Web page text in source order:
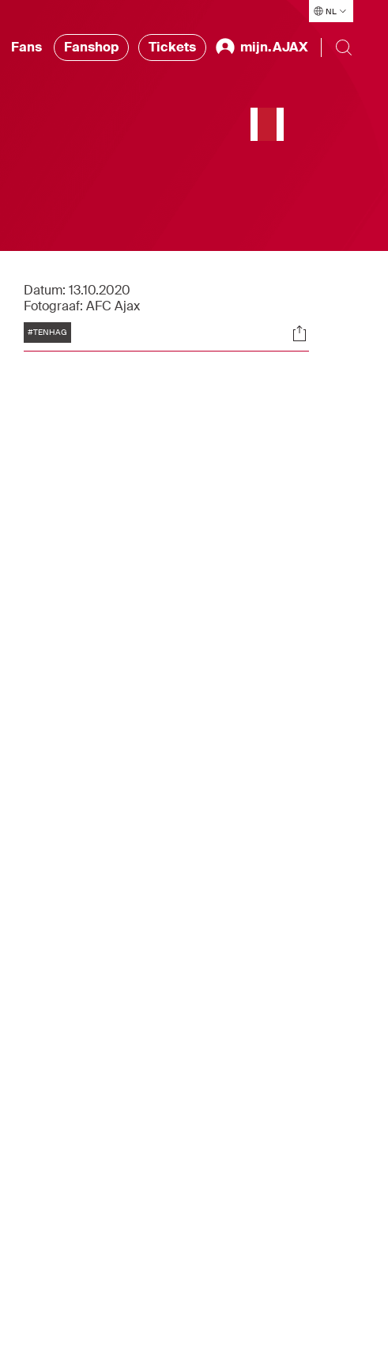
NL
Fans Fanshop Tickets mijn.AJAX
Datum: 13.10.2020
Fotograaf: AFC Ajax
Tags
#TENHAG Socials